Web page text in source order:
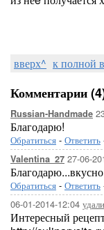
вверх^ к полной
Комментарии
Russian-Handmade
Благодарю!
Обратиться - Ответить
Valentina_27 27-06-
Обратиться - Ответить
06-01-2014-12:04
Интересный